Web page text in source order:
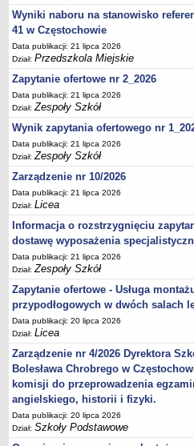
Wyniki naboru na stanowisko
41 w Częstochowie
Data publikacji: 21 lipca 2026
Dział:Przedszkola Miejskie
Zapytanie ofertowe nr 2_2026
Data publikacji: 21 lipca 2026
Dział:Zespoły Szkół
Wynik zapytania ofertowego nr
Data publikacji: 21 lipca 2026
Dział:Zespoły Szkół
Zarządzenie nr 10/2026
Data publikacji: 21 lipca 2026
Dział:Licea
Informacja o rozstrzygnięciu
dostawę wyposażenia
Data publikacji: 21 lipca 2026
Dział:Zespoły Szkół
Zapytanie ofertowe - Usługa
przypodłogowych w dwóch salach
Data publikacji: 20 lipca 2026
Dział:Licea
Zarządzenie nr 4/2026 Dyrektora
Bolesława Chrobrego w
komisji do przeprowadzenia
angielskiego, historii i fizyki.
Data publikacji: 20 lipca 2026
Dział:Szkoły Podstawowe